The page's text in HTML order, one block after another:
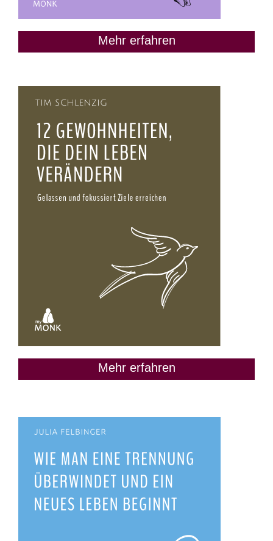
Mehr erfahren
Mehr erfahren